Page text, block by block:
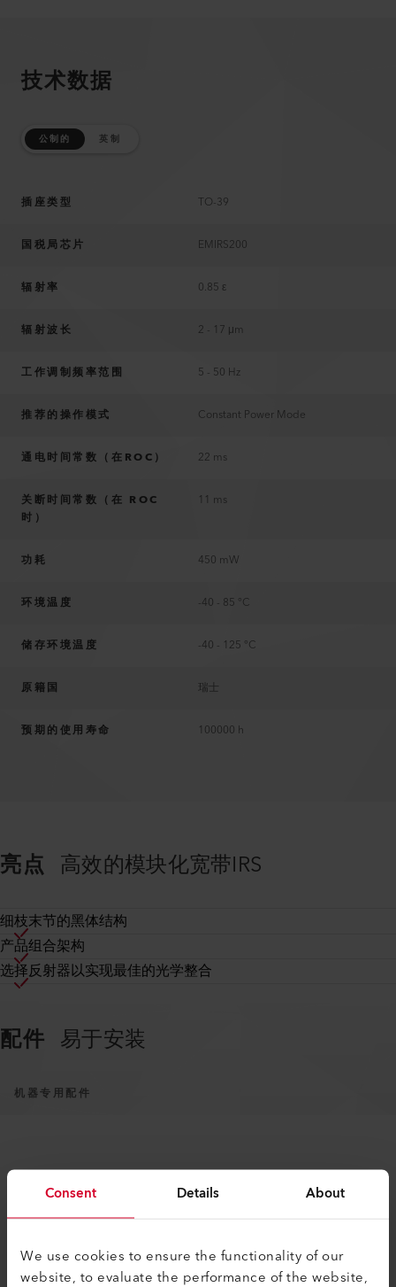
Consent Details About
We use cookies to ensure the functionality of our
website, to evaluate the performance of the website,
技术数据
公制的 英制
插座类型 TO-39
国税局芯片 EMIRS200
辐射率 0.85 ε
辐射波长 2 - 17 μm
工作调制频率范围 5 - 50 Hz
推荐的操作模式 Constant Power Mode
通电时间常数（在ROC） 22 ms
关断时间常数（在 ROC
时）
11 ms
功耗 450 mW
环境温度 -40 - 85 °C
储存环境温度 -40 - 125 °C
原籍国 瑞士
预期的使用寿命 100000 h
亮点 高效的模块化宽带IRS
细枝末节的黑体结构
产品组合架构
选择反射器以实现最佳的光学整合
配件 易于安装
机器专用配件
类似产品 只有最好，没有其他。